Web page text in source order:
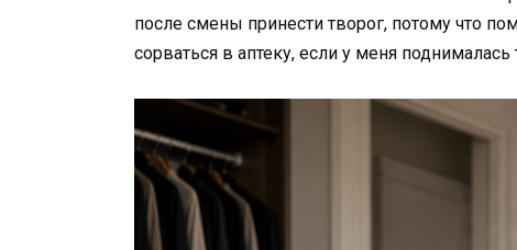
после смены принести творог, потому что
сорваться в аптеку, если у меня поднималась